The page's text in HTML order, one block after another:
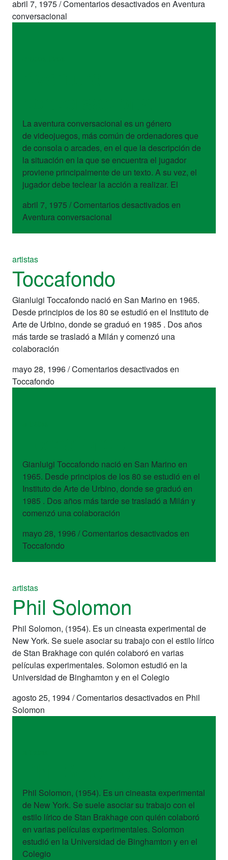
abril 7, 1975/Comentarios desactivadosen Aventura
conversacional
La aventura conversacional es un género
de videojuegos, más común de ordenadores que
de consola o arcades, en el que la descripción de
la situación en la que se encuentra el jugador
proviene principalmente de un texto. A su vez, el
jugador debe teclear la acción a realizar. El
abril 7, 1975 / Comentarios desactivadosen
Aventura conversacional
artistas
Toccafondo
Gianluigi Toccafondo nació en San Marino en 1965.
Desde principios de los 80 se estudió en el Instituto de
Arte de Urbino, donde se graduó en 1985 . Dos años
más tarde se trasladó a Milán y comenzó una
colaboración
mayo 28, 1996/Comentarios desactivadosen
Toccafondo
Gianluigi Toccafondo nació en San Marino en
1965. Desde principios de los 80 se estudió en el
Instituto de Arte de Urbino, donde se graduó en
1985 . Dos años más tarde se trasladó a Milán y
comenzó una colaboración
mayo 28, 1996 / Comentarios desactivadosen
Toccafondo
artistas
Phil Solomon
Phil Solomon, (1954). Es un cineasta experimental de
New York. Se suele asociar su trabajo con el estilo lírico
de Stan Brakhage con quién colaboró en varias
películas experimentales. Solomon estudió en la
Universidad de Binghamton y en el Colegio
agosto 25, 1994/Comentarios desactivadosen Phil
Solomon
Phil Solomon, (1954). Es un cineasta experimental
de New York. Se suele asociar su trabajo con el
estilo lírico de Stan Brakhage con quién colaboró
en varias películas experimentales. Solomon
estudió en la Universidad de Binghamton y en el
Colegio